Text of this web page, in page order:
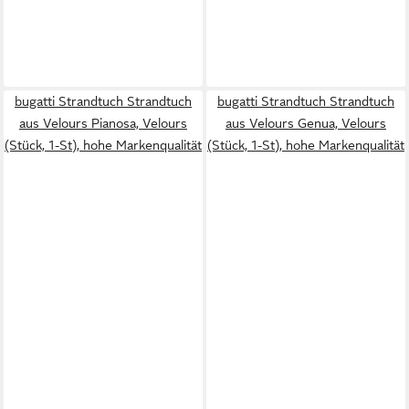
bugatti Strandtuch Strandtuch
aus Velours Pianosa, Velours
(Stück, 1-St), hohe Markenqualität
bugatti Strandtuch Strandtuch
aus Velours Genua, Velours
(Stück, 1-St), hohe Markenqualität